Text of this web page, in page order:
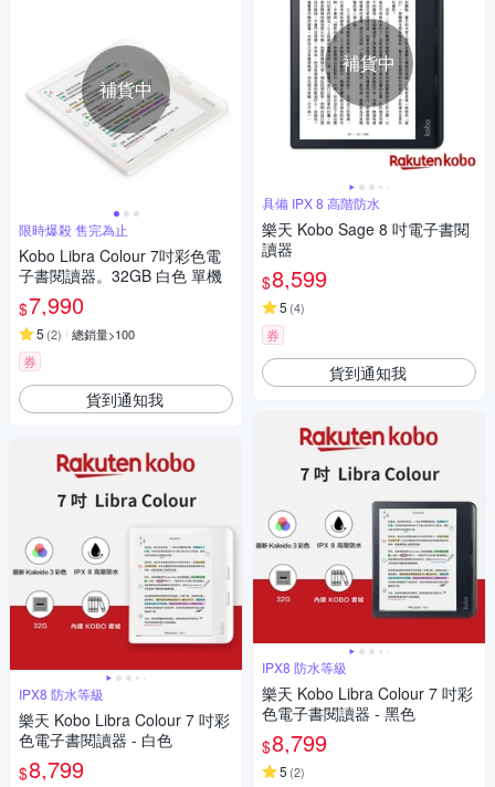
補貨中
限時爆殺 售完為止
Kobo Libra Colour 7吋彩色電
子書閱讀器。32GB 白色 單機
$7,990
5 (2) 總銷量>100
券
貨到通知我
IPX8 防水等級
樂天 Kobo Libra Colour 7 吋彩
色電子書閱讀器 - 白色
$8,799
補貨中
具備 IPX 8 高階防水
樂天 Kobo Sage 8 吋電子書閱
讀器
$8,599
5 (4)
券
貨到通知我
IPX8 防水等級
樂天 Kobo Libra Colour 7 吋彩
色電子書閱讀器 - 黑色
$8,799
5 (2)